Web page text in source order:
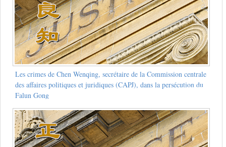
Les crimes de Chen Wenqing, secrétaire de la Commission centrale
des affaires politiques et juridiques (CAPJ), dans la persécution du
Falun Gong